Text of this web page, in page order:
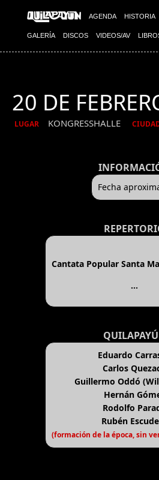
AGENDA HISTORIA
GALERÍA DISCOS VIDEOS/AV
20 DE
LUGAR KONGRESSHALLE
Fecha
Cantata Popular Santa
...
Eduardo
Carlos
Guillermo Oddó
Hernán
Rodolfo
Rubén
(formación de la época, sin